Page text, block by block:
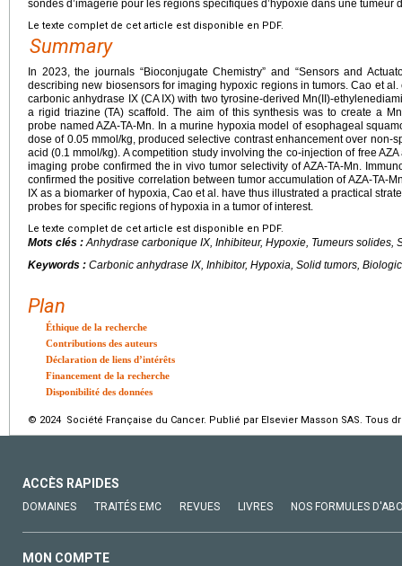
sondes d’imagerie pour les régions spécifiques d’hypoxie dans une tumeur
Le texte complet de cet article est disponible en PDF.
Summary
In 2023, the journals “Bioconjugate Chemistry” and “Sensors and
describing new biosensors for imaging hypoxic regions in tumors. Cao et
carbonic anhydrase IX (CA IX) with two tyrosine-derived Mn(II)-
a rigid triazine (TA) scaffold. The aim of this synthesis was to create a
probe named AZA-TA-Mn. In a murine hypoxia model of esophageal
dose of 0.05 mmol/kg, produced selective contrast enhancement over non-
acid (0.1 mmol/kg). A competition study involving the co-injection of free
imaging probe confirmed the in vivo tumor selectivity of AZA-TA-Mn.
confirmed the positive correlation between tumor accumulation of AZA-TA-
IX as a biomarker of hypoxia, Cao et al. have thus illustrated a practical
probes for specific regions of hypoxia in a tumor of interest.
Le texte complet de cet article est disponible en PDF.
Mots clés :Anhydrase carbonique IX, Inhibiteur, Hypoxie, Tumeurs solides,
Keywords : Carbonic anhydrase IX, Inhibitor, Hypoxia, Solid tumors,
Plan
Éthique de la recherche
Contributions des auteurs
Déclaration de liens d’intérêts
Financement de la recherche
Disponibilité des données
© 2024 Société Française du Cancer. Publié par Elsevier Masson SAS. Tous
ACCÈS RAPIDES
DOMAINES TRAITÉS EMC REVUES LIVRES NOS FORMULES
MON COMPTE